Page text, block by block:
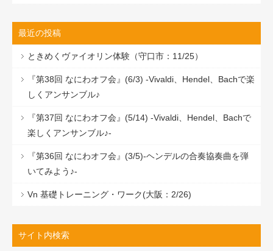
最近の投稿
ときめくヴァイオリン体験（守口市：11/25）
『第38回 なにわオフ会』(6/3) -Vivaldi、Hendel、Bachで楽
しくアンサンブル♪
『第37回 なにわオフ会』(5/14) -Vivaldi、Hendel、Bachで
楽しくアンサンブル♪-
『第36回 なにわオフ会』(3/5)-ヘンデルの合奏協奏曲を弾
いてみよう♪-
Vn 基礎トレーニング・ワーク(大阪：2/26)
サイト内検索